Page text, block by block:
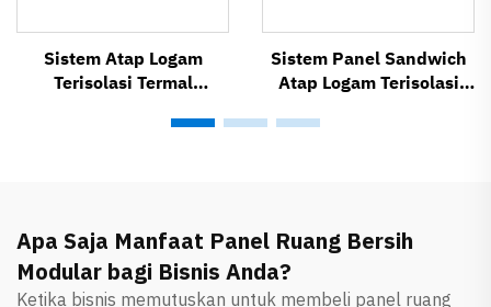
Sistem Atap Logam
Terisolasi Termal
Sistem Panel Sandwich
Atap Logam Terisolasi
Apa Saja Manfaat Panel Ruang Bersih
Modular bagi Bisnis Anda?
Ketika bisnis memutuskan untuk membeli panel ruang